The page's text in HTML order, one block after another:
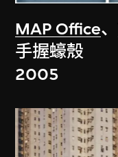
MAP Office、
手握蠔殼
2005